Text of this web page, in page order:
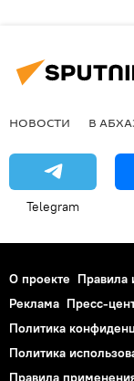
НОВОСТИ В
Telegram
О проекте Правила
Реклама Пресс-
Политика
Политика
Правила